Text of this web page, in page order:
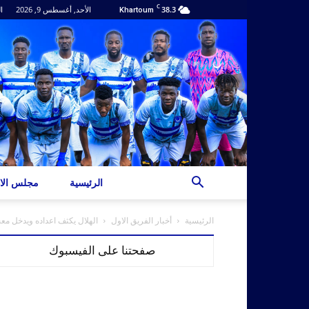
38.3
C
Khartoum الأحد, أغسطس 9, 2026
مجلس الرئيسية
الرئيسية أخبار الفريق الاول الهلال يكثف اعداده ويدخل
صفحتنا على الفيسبوك